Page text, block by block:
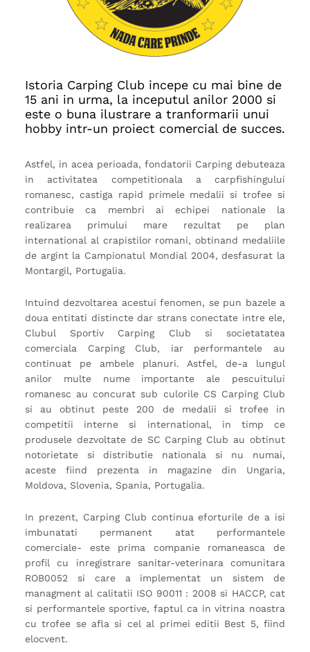
Istoria Carping Club incepe cu mai bine de
15 ani in urma, la inceputul anilor 2000 si
este o buna ilustrare a tranformarii unui
hobby intr-un proiect comercial de succes.
Astfel, in acea perioada, fondatorii Carping debuteaza
in activitatea competitionala a carpfishingului
romanesc, castiga rapid primele medalii si trofee si
contribuie ca membri ai echipei nationale la
realizarea primului mare rezultat pe plan
international al crapistilor romani, obtinand medaliile
de argint la Campionatul Mondial 2004, desfasurat la
Montargil, Portugalia.
Intuind dezvoltarea acestui fenomen, se pun bazele a
doua entitati distincte dar strans conectate intre ele,
Clubul Sportiv Carping Club si societatatea
comerciala Carping Club, iar performantele au
continuat pe ambele planuri. Astfel, de-a lungul
anilor multe nume importante ale pescuitului
romanesc au concurat sub culorile CS Carping Club
si au obtinut peste 200 de medalii si trofee in
competitii interne si international, in timp ce
produsele dezvoltate de SC Carping Club au obtinut
notorietate si distributie nationala si nu numai,
aceste fiind prezenta in magazine din Ungaria,
Moldova, Slovenia, Spania, Portugalia.
In prezent, Carping Club continua eforturile de a isi
imbunatati permanent atat performantele
comerciale- este prima companie romaneasca de
profil cu inregistrare sanitar-veterinara comunitara
ROB0052 si care a implementat un sistem de
managment al calitatii ISO 90011 : 2008 si HACCP, cat
si performantele sportive, faptul ca in vitrina noastra
cu trofee se afla si cel al primei editii Best 5, fiind
elocvent.